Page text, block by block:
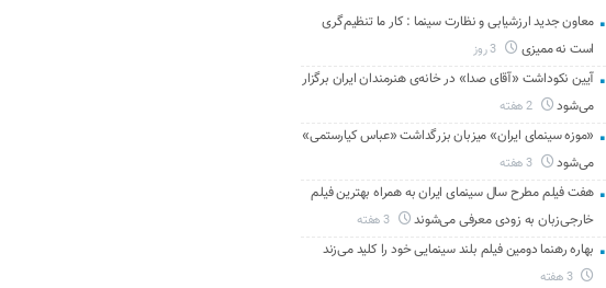
معاون جدید ارزشیابی و نظارت سینما : کار ما تنظیم‌گری
است نه ممیزی
آیین نکوداشت «آقای صدا» در خانه‌ی هنرمندان ایران برگزار
می‌شود
2 هفته
«موزه سینمای ایران» میزبان بزرگداشت «عباس کیارستمی»
می‌شود
3 هفته
هفت فیلم مطرح سال سینمای ایران به همراه بهترین فیلم
خارجی‌زبان به زودی معرفی می‌شوند
3 هفته
بهاره رهنما دومین فیلم بلند سینمایی خود را کلید می‌زند
3 هفته